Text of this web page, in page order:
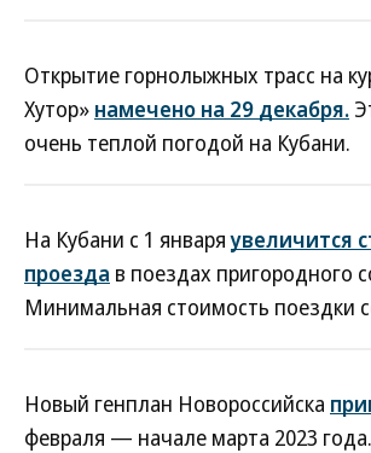
Открытие горнолыжных трасс на
Хутор» намечено на 29 декабря.
очень теплой погодой на Кубани.
На Кубани с 1 январяувеличится
проезда в поездах пригородного
Минимальная стоимость поездки
Новый генплан Новороссийска
февраля — начале марта 2023 года.